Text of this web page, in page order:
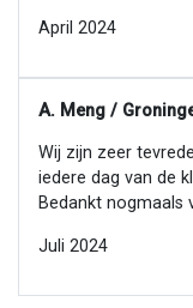
April 2024
A. Meng /
Wij zijn zeer
iedere dag van de
Bedankt nogmaals
Juli 2024